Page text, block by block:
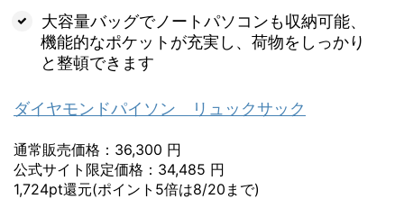
大容量バッグでノートパソコンも収納可能、
機能的なポケットが充実し、荷物をしっかり
と整頓できます
ダイヤモンドパイソン リュックサック
通常販売価格：36,300 円
公式サイト限定価格：34,485 円
1,724pt還元(ポイント5倍は8/20まで)